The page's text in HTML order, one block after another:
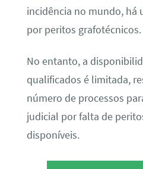
incidência no mundo, há
por peritos grafotécnicos.
No entanto, a
qualificados é limitada,
número de processos
judicial por falta de
disponíveis.